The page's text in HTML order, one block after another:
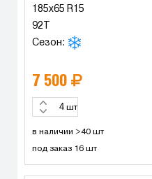
185x65 R15
92T
Сезон:
7 500
шт
в наличии >40 шт
под заказ 16 шт